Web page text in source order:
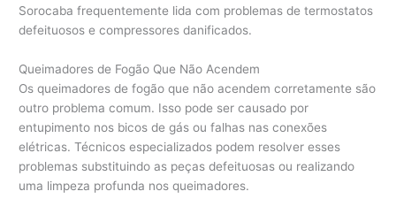
Sorocaba frequentemente lida com problemas de termostatos
defeituosos e compressores danificados.
Queimadores de Fogão Que Não Acendem
Os queimadores de fogão que não acendem corretamente são
outro problema comum. Isso pode ser causado por
entupimento nos bicos de gás ou falhas nas conexões
elétricas. Técnicos especializados podem resolver esses
problemas substituindo as peças defeituosas ou realizando
uma limpeza profunda nos queimadores.